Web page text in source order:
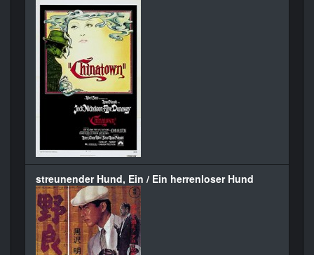
streunender Hund, Ein / Ein herrenloser Hund